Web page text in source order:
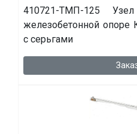
410721-ТМП-125
железобетонной опоре
с серьгами